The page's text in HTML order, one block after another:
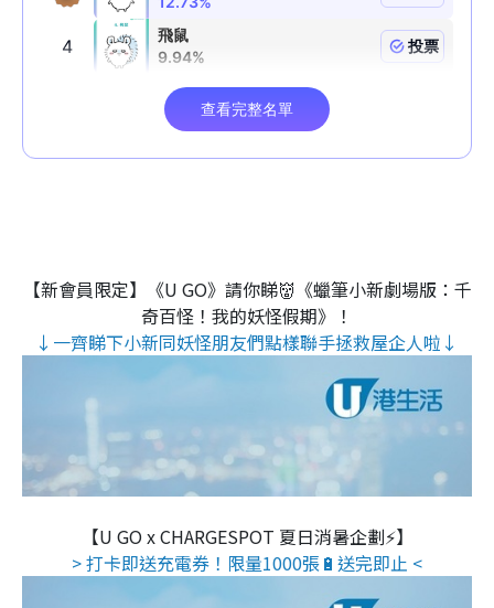
【新會員限定】《U GO》請你睇👹《蠟筆小新劇場版：千
奇百怪！我的妖怪假期》！
↓一齊睇下小新同妖怪朋友們點樣聯手拯救屋企人啦↓
【U GO x CHARGESPOT 夏日消暑企劃⚡】
> 打卡即送充電券！限量1000張🔋送完即止 <